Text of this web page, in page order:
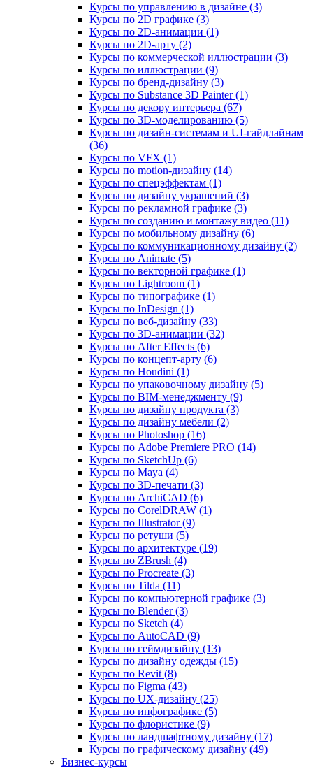
Курсы по управлению в дизайне (3)
Курсы по 2D графике (3)
Курсы по 2D‑анимации (1)
Курсы по 2D‑арту (2)
Курсы по коммерческой иллюстрации (3)
Курсы по иллюстрации (9)
Курсы по бренд‑дизайну (3)
Курсы по Substance 3D Painter (1)
Курсы по декору интерьера (67)
Курсы по 3D‑моделированию (5)
Курсы по дизайн-системам и UI-гайдлайнам
(36)
Курсы по VFX (1)
Курсы по motion-дизайну (14)
Курсы по спецэффектам (1)
Курсы по дизайну украшений (3)
Курсы по рекламной графике (3)
Курсы по созданию и монтажу видео (11)
Курсы по мобильному дизайну (6)
Курсы по коммуникационному дизайну (2)
Курсы по Animate (5)
Курсы по векторной графике (1)
Курсы по Lightroom (1)
Курсы по типографике (1)
Курсы по InDesign (1)
Курсы по веб‑дизайну (33)
Курсы по 3D‑анимации (32)
Курсы по After Effects (6)
Курсы по концепт‑арту (6)
Курсы по Houdini (1)
Курсы по упаковочному дизайну (5)
Курсы по BIM‑менеджменту (9)
Курсы по дизайну продукта (3)
Курсы по дизайну мебели (2)
Курсы по Photoshop (16)
Курсы по Adobe Premiere PRO (14)
Курсы по SketchUp (6)
Курсы по Maya (4)
Курсы по 3D-печати (3)
Курсы по ArchiCAD (6)
Курсы по CorelDRAW (1)
Курсы по Illustrator (9)
Курсы по ретуши (5)
Курсы по архитектуре (19)
Курсы по ZBrush (4)
Курсы по Procreate (3)
Курсы по Tilda (11)
Курсы по компьютерной графике (3)
Курсы по Blender (3)
Курсы по Sketch (4)
Курсы по AutoCAD (9)
Курсы по геймдизайну (13)
Курсы по дизайну одежды (15)
Курсы по Revit (8)
Курсы по Figma (43)
Курсы по UX‑дизайну (25)
Курсы по инфографике (5)
Курсы по флористике (9)
Курсы по ландшафтному дизайну (17)
Курсы по графическому дизайну (49)
Бизнес-курсы